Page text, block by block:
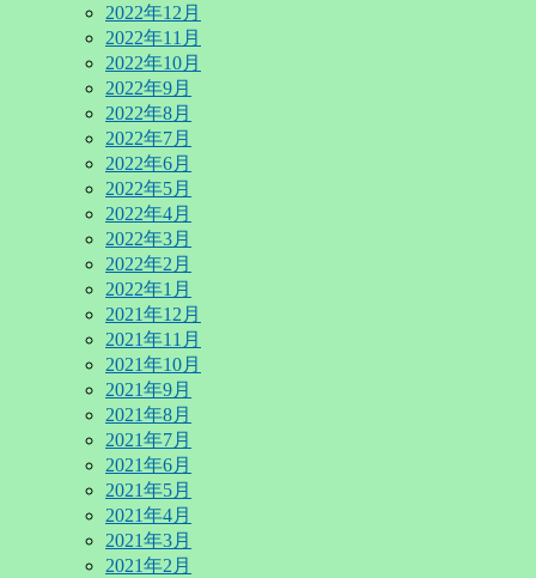
2022年12月
2022年11月
2022年10月
2022年9月
2022年8月
2022年7月
2022年6月
2022年5月
2022年4月
2022年3月
2022年2月
2022年1月
2021年12月
2021年11月
2021年10月
2021年9月
2021年8月
2021年7月
2021年6月
2021年5月
2021年4月
2021年3月
2021年2月